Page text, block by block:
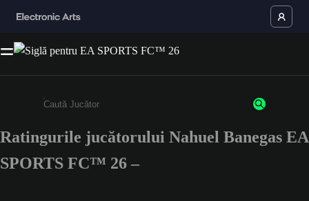
Enter a minimum of 3 characters or numbers
Ratingurile jucătorului Nahuel Banegas EA
SPORTS FC™ 26 –